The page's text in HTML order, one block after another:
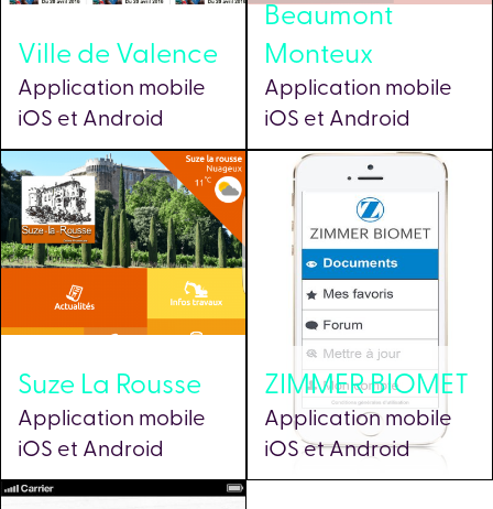
Ville de Valence
Application mobile
iOS et Android
Beaumont
Monteux
Application mobile
iOS et Android
Suze La Rousse
Application mobile
iOS et Android
ZIMMER BIOMET
Application mobile
iOS et Android